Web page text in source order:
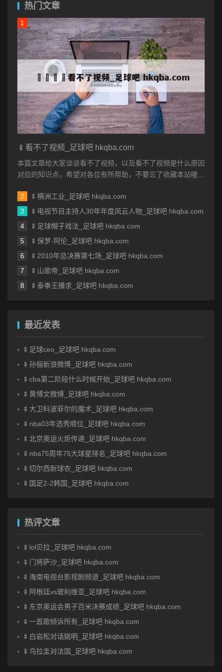
热门文章
🍢看不了视频_足球吧 hkqba.com
本篇文章给大家谈谈看不了视频，以及看不了视频是什么原因
对应的知识点，希望对各位有所帮助，不要忘了收藏本站喔。
🍢横洲工业_足球吧 hkqba.com
🍢电视节目主持人30年年度风云人物_足球吧 hkqba.com
🍢足球帽子戏法_足球吧 hkqba.com
🍢保罗-阿伦_足球吧 hkqba.com
🍢2010年总决赛第七场_足球吧 hkqba.com
🍢山歌帝_足球吧 hkqba.com
🍢泰拳王播求_足球吧 hkqba.com
最近发表
🍢足球ceo_足球吧 hkqba.com
🍢孙俪新浪微博_足球吧 hkqba.com
🍢cba第二阶段什么时候开始_足球吧 hkqba.com
🍢黄博文微博_足球吧 hkqba.com
🍢大卫科波菲尔的魔术_足球吧 hkqba.com
🍢nba03年选秀顺位_足球吧 hkqba.com
🍢北京奥运火炬传递_足球吧 hkqba.com
🍢nba75周年75大球星排名_足球吧 hkqba.com
🍢切尔西新球衣_足球吧 hkqba.com
🍢国足2-2韩国_足球吧 hkqba.com
热评文章
🍢lol贝拉_足球吧 hkqba.com
🍢门将萨沙_足球吧 hkqba.com
🍢海南电视台影视剧频道_足球吧 hkqba.com
🍢阿根廷vs玻利维亚_足球吧 hkqba.com
🍢东京奥运会男子百米决赛成绩_足球吧 hkqba.com
🍢一首歌倾诉所有_足球吧 hkqba.com
🍢白岩松对话姚明_足球吧 hkqba.com
🍢乌拉圭对法国_足球吧 hkqba.com